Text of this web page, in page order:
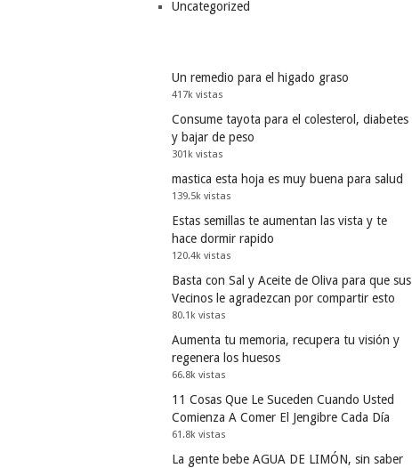
Uncategorized
Un remedio para el higado graso
417k vistas
Consume tayota para el colesterol, diabetes
y bajar de peso
301k vistas
mastica esta hoja es muy buena para salud
139.5k vistas
Estas semillas te aumentan las vista y te
hace dormir rapido
120.4k vistas
Basta con Sal y Aceite de Oliva para que sus
Vecinos le agradezcan por compartir esto
80.1k vistas
Aumenta tu memoria, recupera tu visión y
regenera los huesos
66.8k vistas
11 Cosas Que Le Suceden Cuando Usted
Comienza A Comer El Jengibre Cada Día
61.8k vistas
La gente bebe AGUA DE LIMÓN, sin saber